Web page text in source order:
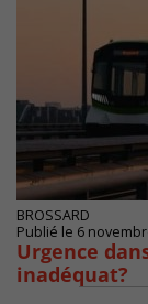
BROSSARD
Publié le 6
Urgence
inadéquat?